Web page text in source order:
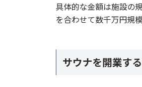
具体的な金額は施設の
を合わせて数千万円規
サウナを開業す